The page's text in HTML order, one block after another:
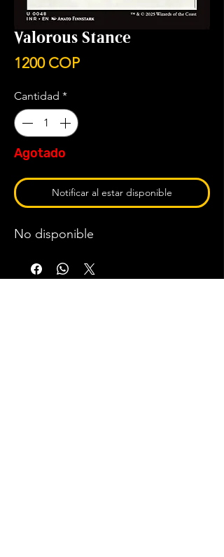
Valorous Stance
1200 COPPrecio
Cantidad *
Agotado
Notificar al estar disponible
No disponible